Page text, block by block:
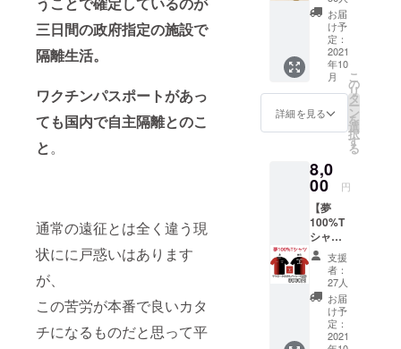
三日間の政府指定の施設で
隔離生活。
ワクチンパスポートがあっ
ても国内で自主隔離とのこ
と。
通常の遠征とは全く違う現
状にに戸惑いはあります
が、
この苦労が本番で良いカタ
チになるものだと思って平
的アプロー
チで、今求
められる
「志事」を
膨らませ
る。 覚悟の
決め方！夢
叶え方を伝
え、夢をか
なえ続ける
生き方を継
続中！
主な戦歴
世界トライ
万円の
ご支援
をして
くだ
さった
皆様
へ”ユタ
州にて
セー
ジ”&”講
の動
画”もお
届けい
たしま
す。
セージ
動画】
テツ
ローオ
リジナ
ルの夢
100%ハ
ンカチ
マラソ
ス、試
験や検
定、大
切なこ
とを決
めると
きの場
面に、
「あき
らめな
ければ
100%」
お届
け予
定：
2021
年10
月
詳細を見る
こ
の
リ
タ
ー
ン
を
選
択
す
る
8,0
00 円
【夢
100%T
シャツ&
テツ
ローお
礼メッ
セージ
動画】
テツ
ローオ
支援
者：
27人
お届
け予
定：
2021